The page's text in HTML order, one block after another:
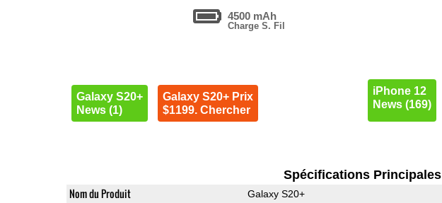
4500 mAh
Charge S. Fil
Galaxy S20+
News (1)
Galaxy S20+ Prix
$1199. Chercher
iPhone 12
News (169)
Spécifications Principales
Nom du Produit Galaxy S20+